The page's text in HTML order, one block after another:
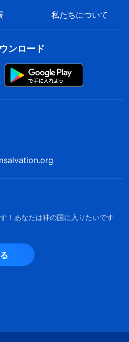
私たちについて
ンロード
！あなたは神の国に入りたいです